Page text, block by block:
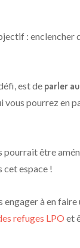
: enclencher
est de parler
pourrez en
pourrait être
cet espace !
engager à en
refuges LPO et